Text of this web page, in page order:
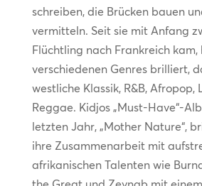
schreiben, die Brücken bauen
vermitteln. Seit sie mit Anfang
Flüchtling nach Frankreich kam,
verschiedenen Genres brilliert,
westliche Klassik, R&B, Afropop,
Reggae. Kidjos „Must-Have“-
letzten Jahr, „Mother Nature“,
ihre Zusammenarbeit mit
afrikanischen Talenten wie